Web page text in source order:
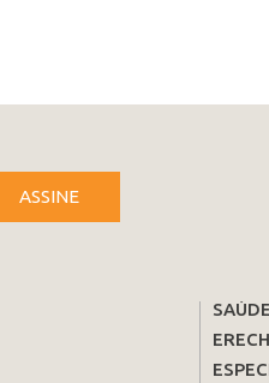
ASSINE
SAÚDE